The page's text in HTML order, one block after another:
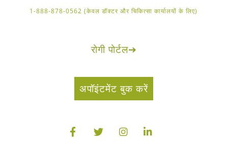
1-888-878-0562 (केवल डॉक्टर और चिकित्सा कार्यालयों के लिए)
रोगी पोर्टल➔
अपॉइंटमेंट बुक करें